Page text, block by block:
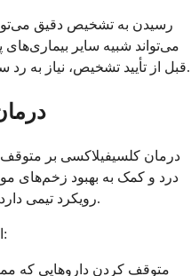
رسیدن به تشخیص دقیق
می‌تواند شبیه سایر
قبل از تأیید تشخیص، نیاز به رد سایر علل زخم‌های پوستی داشته باشد.
درمان کلسيفیلاکسی بر
درد و کمک به بهبود زخم‌های
رویکرد تیمی دارد که شامل چندین نوع متخصص است.
استراتژی‌های اصلی درمان عبارتند از:
متوقف کردن داروهایی که